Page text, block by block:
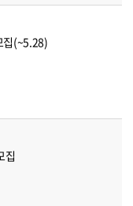
집(~5.28)
집